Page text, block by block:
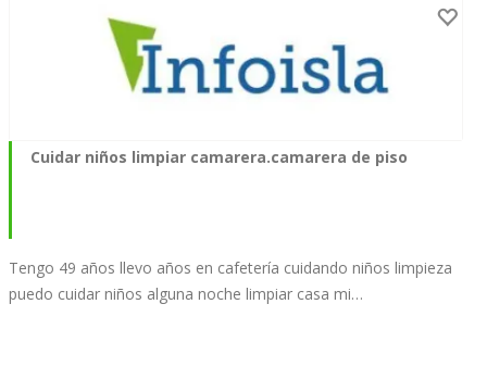
Cuidar niños limpiar camarera.camarera de piso
Tengo 49 años llevo años en cafetería cuidando niños limpieza
puedo cuidar niños alguna noche limpiar casa mi…